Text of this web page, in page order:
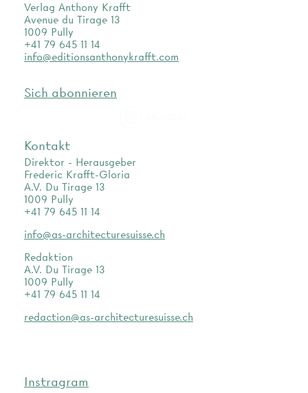
Verlag Anthony Krafft
Avenue du Tirage 13
1009 Pully
+41 79 645 11 14
info@editionsanthonykrafft.com
Sich abonnieren
Kontakt
Direktor - Herausgeber
Frederic Krafft-Gloria
A.V. Du Tirage 13
1009 Pully
+41 79 645 11 14
info@as-architecturesuisse.ch
Redaktion
A.V. Du Tirage 13
1009 Pully
+41 79 645 11 14
redaction@as-architecturesuisse.ch
Instragram